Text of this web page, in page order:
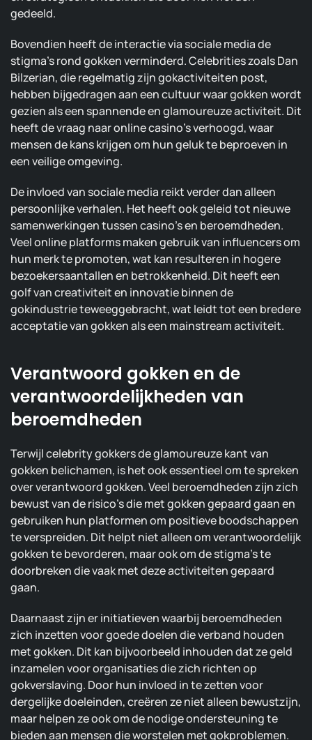
gedeeld.
Bovendien heeft de interactie via sociale media de
stigma’s rond gokken verminderd. Celebrities zoals Dan
Bilzerian, die regelmatig zijn gokactiviteiten post,
hebben bijgedragen aan een cultuur waar gokken wordt
gezien als een spannende en glamoureuze activiteit. Dit
heeft de vraag naar online casino’s verhoogd, waar
mensen de kans krijgen om hun geluk te beproeven in
een veilige omgeving.
De invloed van sociale media reikt verder dan alleen
persoonlijke verhalen. Het heeft ook geleid tot nieuwe
samenwerkingen tussen casino’s en beroemdheden.
Veel online platforms maken gebruik van influencers om
hun merk te promoten, wat kan resulteren in hogere
bezoekersaantallen en betrokkenheid. Dit heeft een
golf van creativiteit en innovatie binnen de
gokindustrie teweeggebracht, wat leidt tot een bredere
acceptatie van gokken als een mainstream activiteit.
Verantwoord gokken en de
verantwoordelijkheden van
beroemdheden
Terwijl celebrity gokkers de glamoureuze kant van
gokken belichamen, is het ook essentieel om te spreken
over verantwoord gokken. Veel beroemdheden zijn zich
bewust van de risico’s die met gokken gepaard gaan en
gebruiken hun platformen om positieve boodschappen
te verspreiden. Dit helpt niet alleen om verantwoordelijk
gokken te bevorderen, maar ook om de stigma’s te
doorbreken die vaak met deze activiteiten gepaard
gaan.
Daarnaast zijn er initiatieven waarbij beroemdheden
zich inzetten voor goede doelen die verband houden
met gokken. Dit kan bijvoorbeeld inhouden dat ze geld
inzamelen voor organisaties die zich richten op
gokverslaving. Door hun invloed in te zetten voor
dergelijke doeleinden, creëren ze niet alleen bewustzijn,
maar helpen ze ook om de nodige ondersteuning te
bieden aan mensen die worstelen met gokproblemen.